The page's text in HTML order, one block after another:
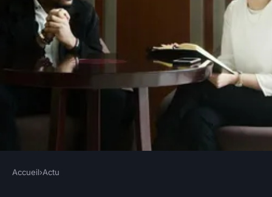
Accueil›Actu